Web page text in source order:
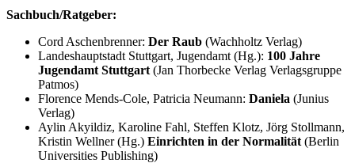
Sachbuch/Ratgeber:
Cord Aschenbrenner: Der Raub (Wachholtz Verlag)
Landeshauptstadt Stuttgart, Jugendamt (Hg.): 100 Jahre
Jugendamt Stuttgart (Jan Thorbecke Verlag Verlagsgruppe
Patmos)
Florence Mends-Cole, Patricia Neumann: Daniela (Junius
Verlag)
Aylin Akyildiz, Karoline Fahl, Steffen Klotz, Jörg Stollmann,
Kristin Wellner (Hg.) Einrichten in der Normalität (Berlin
Universities Publishing)